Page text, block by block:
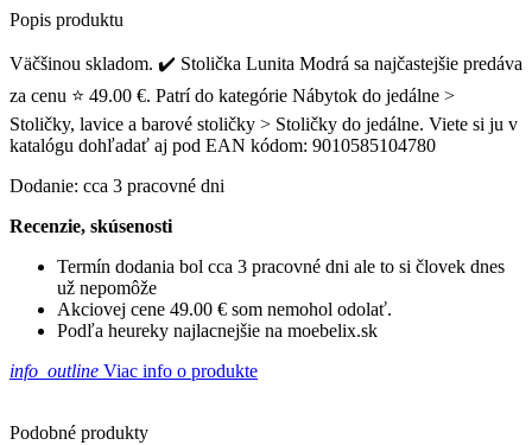
Popis produktu
Väčšinou skladom. ✔️ Stolička Lunita Modrá sa najčastejšie predáva
za cenu ⭐ 49.00 €. Patrí do kategórie Nábytok do jedálne >
Stoličky, lavice a barové stoličky > Stoličky do jedálne. Viete si ju v
katalógu dohľadať aj pod EAN kódom: 9010585104780
Dodanie: cca 3 pracovné dni
Recenzie, skúsenosti
Termín dodania bol cca 3 pracovné dni ale to si človek dnes
už nepomôže
Akciovej cene 49.00 € som nemohol odolať.
Podľa heureky najlacnejšie na moebelix.sk
info_outline Viac info o produkte
Podobné produkty